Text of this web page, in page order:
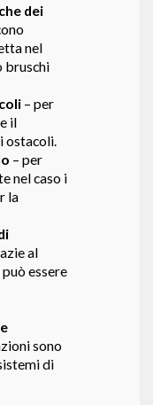
dei
nel
bruschi
– per
il
ostacoli.
– per
nel caso i
la
al
essere
sono
di